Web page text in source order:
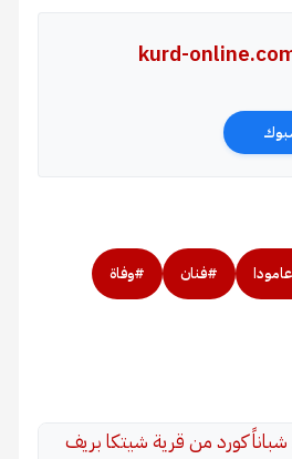
kurd-
#فنان #وفاة